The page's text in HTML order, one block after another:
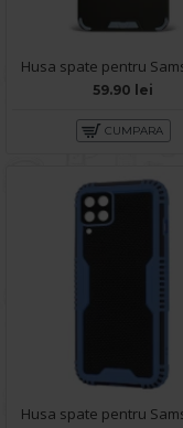
59.90 lei
CUMPARA